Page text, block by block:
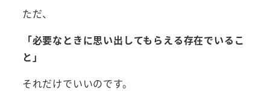
ただ、
「必要なときに思い出してもらえる存在でいるこ
と」
それだけでいいのです。